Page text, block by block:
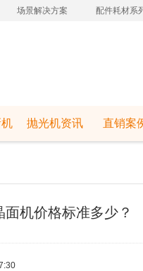
场景解决方案 配件耗材系
抛光机资讯 直销案
机价格标准多少？